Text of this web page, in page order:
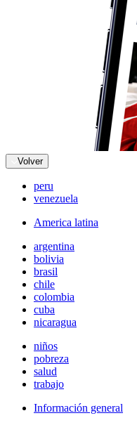
Volver
peru
venezuela
America latina
argentina
bolivia
brasil
chile
colombia
cuba
nicaragua
niños
pobreza
salud
trabajo
Información general